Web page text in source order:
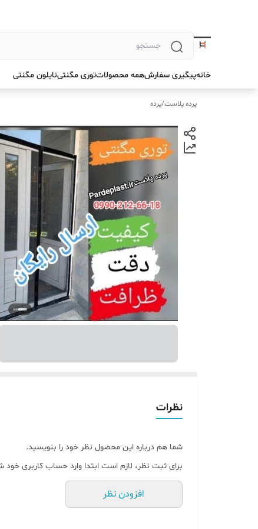
خانهپیگیری سفارشهمه محصولاتتوری مگنتینایلون مگنتی
پرده پلاست/پرده
نظرات
شما هم درباره این محصول نظر خود را بنویسید.
برای ثبت نظر، لازم است ابتدا وارد حساب کاربری خود
افزودن نظر